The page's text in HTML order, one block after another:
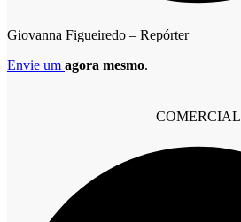
Giovanna Figueiredo – Repórter
Envie um agora mesmo.
COMERCIAL